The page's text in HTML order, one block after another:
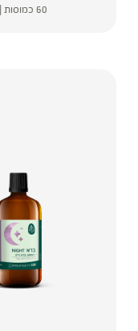
60 כמוסות |